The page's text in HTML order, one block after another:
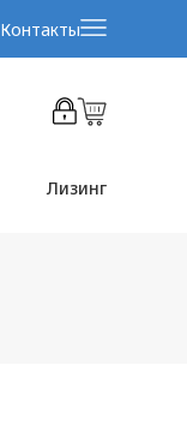
Контакты
Лизинг